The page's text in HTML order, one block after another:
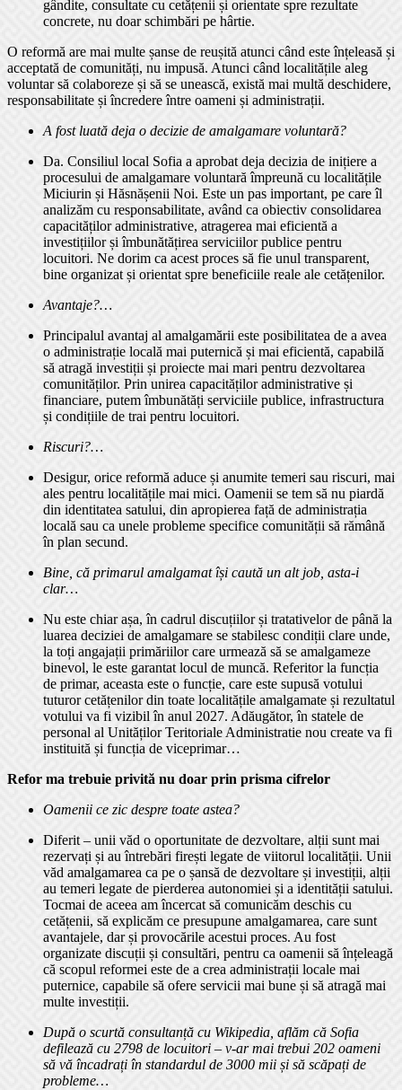
gândite, consultate cu cetățenii și orientate spre rezultate
concrete, nu doar schimbări pe hârtie.
O reformă are mai multe șanse de reușită atunci când este înțeleasă și
acceptată de comunități, nu impusă. Atunci când localitățile aleg
voluntar să colaboreze și să se unească, există mai multă deschidere,
responsabilitate și încredere între oameni și administrații.
A fost luată deja o decizie de amalgamare voluntară?
Da. Consiliul local Sofia a aprobat deja decizia de inițiere a
procesului de amalgamare voluntară împreună cu localitățile
Miciurin și Hăsnășenii Noi. Este un pas important, pe care îl
analizăm cu responsabilitate, având ca obiectiv consolidarea
capacităților administrative, atragerea mai eficientă a
investițiilor și îmbunătățirea serviciilor publice pentru
locuitori. Ne dorim ca acest proces să fie unul transparent,
bine organizat și orientat spre beneficiile reale ale cetățenilor.
Avantaje?…
Principalul avantaj al amalgamării este posibilitatea de a avea
o administrație locală mai puternică și mai eficientă, capabilă
să atragă investiții și proiecte mai mari pentru dezvoltarea
comunităților. Prin unirea capacităților administrative și
financiare, putem îmbunătăți serviciile publice, infrastructura
și condițiile de trai pentru locuitori.
Riscuri?…
Desigur, orice reformă aduce și anumite temeri sau riscuri, mai
ales pentru localitățile mai mici. Oamenii se tem să nu piardă
din identitatea satului, din apropierea față de administrația
locală sau ca unele probleme specifice comunității să rămână
în plan secund.
Bine, că primarul amalgamat își caută un alt job, asta-i
clar…
Nu este chiar așa, în cadrul discuțiilor și tratativelor de până la
luarea deciziei de amalgamare se stabilesc condiții clare unde,
la toți angajații primăriilor care urmează să se amalgameze
binevol, le este garantat locul de muncă. Referitor la funcția
de primar, aceasta este o funcție, care este supusă votului
tuturor cetățenilor din toate localitățile amalgamate și rezultatul
votului va fi vizibil în anul 2027. Adăugător, în statele de
personal al Unităților Teritoriale Administratie nou create va fi
instituită și funcția de viceprimar…
Refor ma trebuie privită nu doar prin prisma cifrelor
Oamenii ce zic despre toate astea?
Diferit – unii văd o oportunitate de dezvoltare, alții sunt mai
rezervați și au întrebări firești legate de viitorul localității. Unii
văd amalgamarea ca pe o șansă de dezvoltare și investiții, alții
au temeri legate de pierderea autonomiei și a identității satului.
Tocmai de aceea am încercat să comunicăm deschis cu
cetățenii, să explicăm ce presupune amalgamarea, care sunt
avantajele, dar și provocările acestui proces. Au fost
organizate discuții și consultări, pentru ca oamenii să înțeleagă
că scopul reformei este de a crea administrații locale mai
puternice, capabile să ofere servicii mai bune și să atragă mai
multe investiții.
După o scurtă consultanță cu Wikipedia, aflăm că Sofia
defilează cu 2798 de locuitori – v-ar mai trebui 202 oameni
să vă încadrați în standardul de 3000 mii și să scăpați de
probleme…